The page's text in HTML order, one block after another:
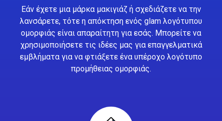
Εάν έχετε μια μάρκα μακιγιάζ ή σχεδιάζετε να την
λανσάρετε, τότε η απόκτηση ενός glam λογότυπου
ομορφιάς είναι απαραίτητη για εσάς. Μπορείτε να
χρησιμοποιήσετε τις ιδέες μας για επαγγελματικά
εμβλήματα για να φτιάξετε ένα υπέροχο λογότυπο
προμήθειας ομορφιάς.